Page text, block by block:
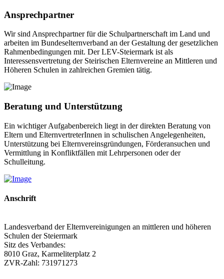
Ansprechpartner
Wir sind Ansprechpartner für die Schulpartnerschaft im Land und
arbeiten im Bundeselternverband an der Gestaltung der gesetzlichen
Rahmenbedingungen mit. Der LEV-Steiermark ist als
Interessensvertretung der Steirischen Elternvereine an Mittleren und
Höheren Schulen in zahlreichen Gremien tätig.
Beratung und Unterstützung
Ein wichtiger Aufgabenbereich liegt in der direkten Beratung von
Eltern und ElternvertreterInnen in schulischen Angelegenheiten,
Unterstützung bei Elternvereinsgründungen, Förderansuchen und
Vermittlung in Konfliktfällen mit Lehrpersonen oder der
Schulleitung.
Anschrift
Landesverband der Elternvereinigungen an mittleren und höheren
Schulen der Steiermark
Sitz des Verbandes:
8010 Graz, Karmeliterplatz 2
ZVR-Zahl: 731971273